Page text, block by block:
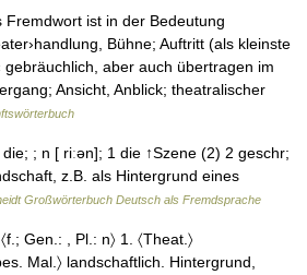
ist in der Bedeutung
Bühne; Auftritt (als kleinste
gebräuchlich, aber auch übertragen im
Ansicht, Anblick; theatralischer
; n [ riːən]; 1 die ↑Szene (2) 2 geschr;
z.B. als Hintergrund eines
Großwörterbuch Deutsch als Fremdsprache
Gen.: , Pl.: n〉 1. 〈Theat.〉
Mal.〉 landschaftlich. Hintergrund,